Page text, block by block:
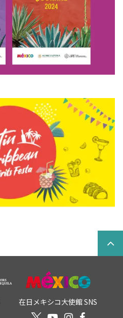
在日メキシコ大使館 SNS